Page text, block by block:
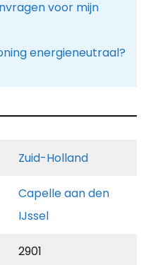
voor mijn
energieneutraal?
Zuid-Holland
Capelle aan den
IJssel
2901